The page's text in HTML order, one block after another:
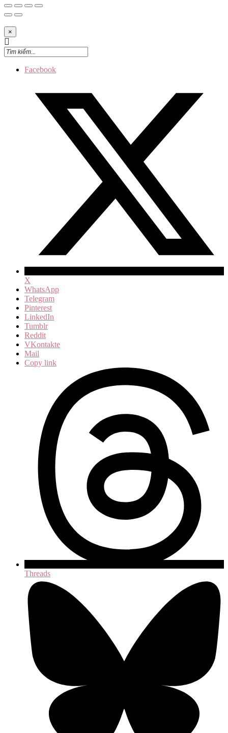
×
Facebook
X
WhatsApp
Telegram
Pinterest
LinkedIn
Tumblr
Reddit
VKontakte
Mail
Copy link
Threads